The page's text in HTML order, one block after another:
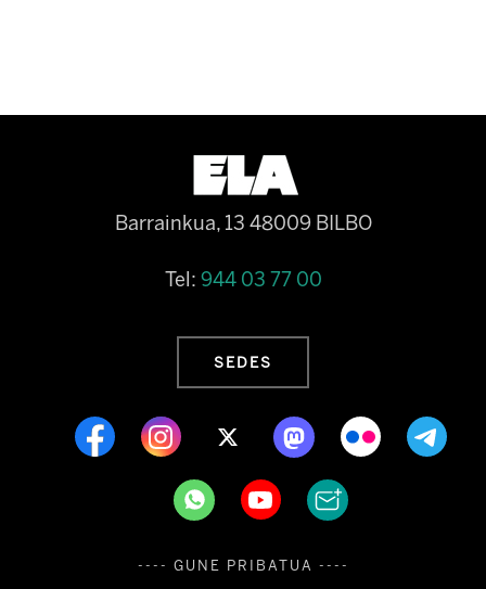
Barrainkua, 13 48009 BILBO
Tel: 944 03 77 00
SEDES
---- GUNE PRIBATUA ----